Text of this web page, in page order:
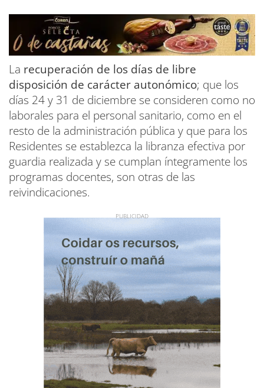
La recuperación de los días de libre
disposición de carácter autonómico; que los
días 24 y 31 de diciembre se consideren como no
laborales para el personal sanitario, como en el
resto de la administración pública y que para los
Residentes se establezca la libranza efectiva por
guardia realizada y se cumplan íntegramente los
programas docentes, son otras de las
reivindicaciones.